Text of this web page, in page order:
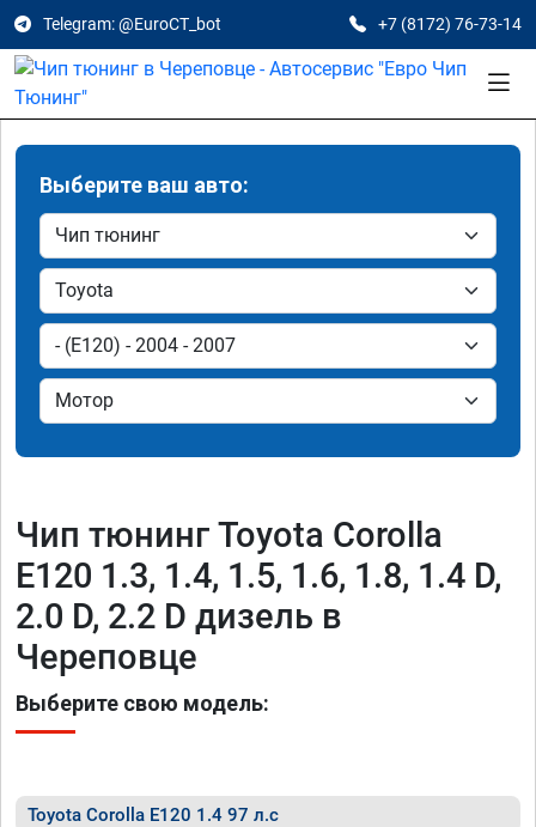
Telegram: @EuroCT_bot +7 (8172) 76-73-14
Выберите ваш авто:
Чип тюнинг Toyota Corolla
E120 1.3, 1.4, 1.5, 1.6, 1.8, 1.4 D,
2.0 D, 2.2 D дизель в
Череповце
Выберите свою модель:
Toyota Corolla E120 1.4 97 л.с